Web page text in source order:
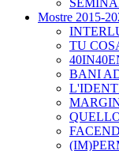
Mostre 2015-
TU
BANI